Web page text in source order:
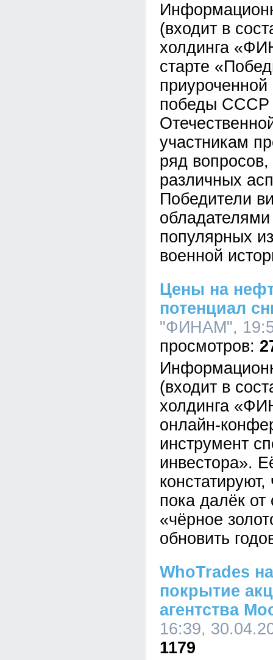
(входит в
холдинга
старте
победы СССР
участникам
ряд
различных
Победители
популярных
военной
Цены на
потенциал
"ФИНАМ",
(входит в
холдинга
онлайн-
инструмент
инвестора».
пока далёк от
«чёрное
обновить
WhoTrades
покрытие
агентства
16:39,
1179